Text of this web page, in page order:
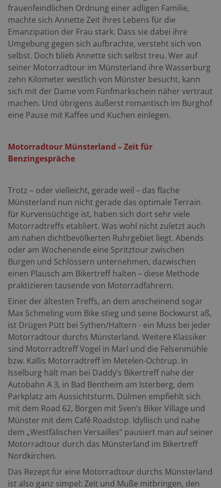
frauenfeindlichen Ordnung einer adligen Familie,
machte sich Annette Zeit ihres Lebens für die
Emanzipation der Frau stark. Dass sie dabei ihre
Umgebung gegen sich aufbrachte, versteht sich von
selbst. Doch blieb Annette sich selbst treu. Wer auf
seiner Motorradtour im Münsterland ihre Wasserburg
zehn Kilometer westlich von Münster besucht, kann
sich mit der Dame vom Fünfmarkschein näher vertraut
machen. Und übrigens äußerst romantisch im Burghof
eine Pause mit Kaffee und Kuchen einlegen.
Motorradtour Münsterland – Zeit für
Benzingespräche
Trotz – oder vielleicht, gerade weil – das flache
Münsterland nun nicht gerade das optimale Terrain
für Kurvensüchtige ist, haben sich dort sehr viele
Motorradtreffs etabliert. Was wohl nicht zuletzt auch
am nahen dichtbevölkerten Ruhrgebiet liegt. Abends
oder am Wochenende eine Spritztour zwischen
Burgen und Schlössern unternehmen, dazwischen
einen Plausch am Bikertreff halten – diese Methode
praktizieren tausende von Motorradfahrern.
Einer der ältesten Treffs, an dem anscheinend sogar
Max Schmeling vom Bike stieg und seine Bockwurst aß,
ist Drügen Pütt bei Sythen/Haltern - ein Muss bei jeder
Motorradtour durchs Münsterland. Weitere Klassiker
sind Motorradtreff Vogel in Marl und die Felsenmühle
bzw. Kallis Motorradtreff im Metelen-Ochtrup. In
Isselburg hält man bei Daddy’s Bikertreff nahe der
Autobahn A 3, in Bad Bentheim am Isterberg, dem
Parkplatz am Aussichtsturm. Dülmen empfiehlt sich
mit dem Road 62, Borgen mit Sven’s Biker Village und
Münster mit dem Café Roadstop. Idyllisch und nahe
dem „Westfälischen Versailles“ pausiert man auf seiner
Motorradtour durch das Münsterland im Bikertreff
Nordkirchen.
Das Rezept für eine Motorradtour durchs Münsterland
ist also ganz simpel: Zeit und Muße mitbringen, den